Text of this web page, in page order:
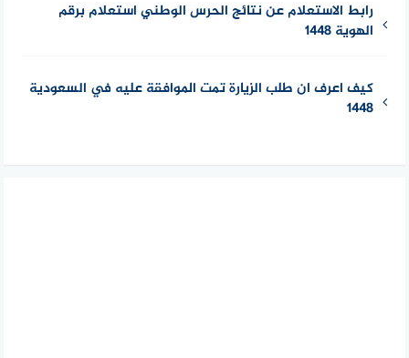
رابط الاستعلام عن نتائج الحرس الوطني استعلام برقم
الهوية 1448
كيف اعرف ان طلب الزيارة تمت الموافقة عليه في السعودية
1448